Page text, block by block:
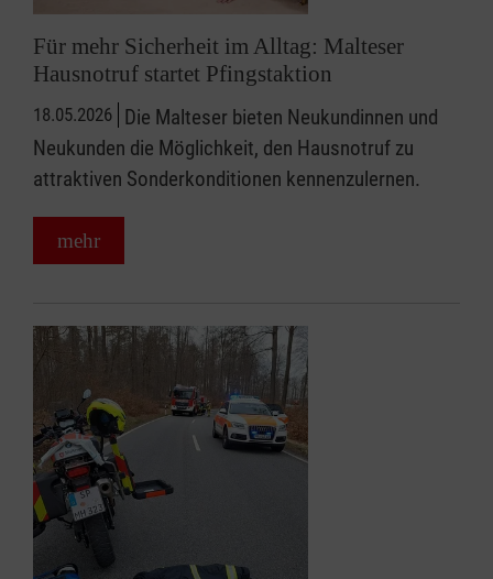
Für mehr Sicherheit im Alltag: Malteser
Hausnotruf startet Pfingstaktion
18.05.2026 Die Malteser bieten Neukundinnen und
Neukunden die Möglichkeit, den Hausnotruf zu
attraktiven Sonderkonditionen kennenzulernen.
mehr